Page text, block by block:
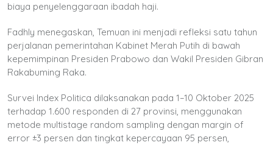
biaya penyelenggaraan ibadah haji.
Fadhly menegaskan, Temuan ini menjadi refleksi satu tahun
perjalanan pemerintahan Kabinet Merah Putih di bawah
kepemimpinan Presiden Prabowo dan Wakil Presiden Gibran
Rakabuming Raka.
Survei Index Politica dilaksanakan pada 1–10 Oktober 2025
terhadap 1.600 responden di 27 provinsi, menggunakan
metode multistage random sampling dengan margin of
error ±3 persen dan tingkat kepercayaan 95 persen,